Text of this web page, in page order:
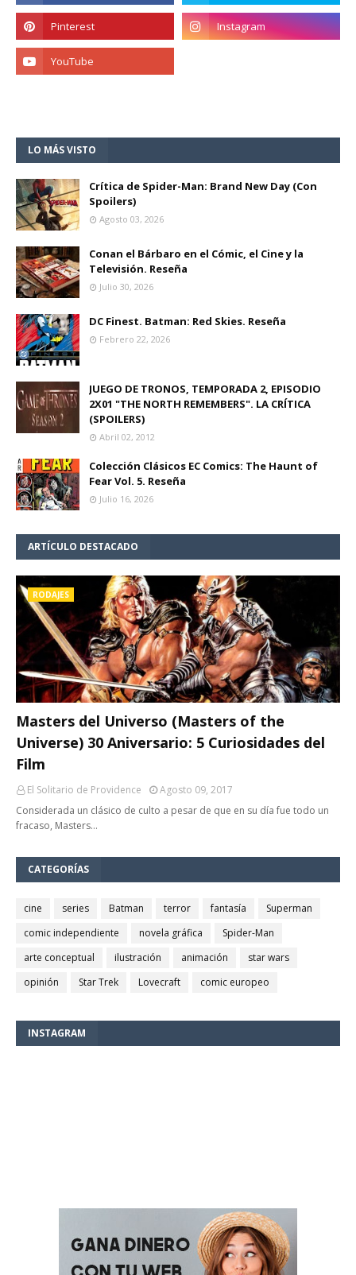
LO MÁS VISTO
Crítica de Spider-Man: Brand New Day (Con
Spoilers)
Agosto 03, 2026
Conan el Bárbaro en el Cómic, el Cine y la
Televisión. Reseña
Julio 30, 2026
DC Finest. Batman: Red Skies. Reseña
Febrero 22, 2026
JUEGO DE TRONOS, TEMPORADA 2, EPISODIO
2X01 "THE NORTH REMEMBERS". LA CRÍTICA
(SPOILERS)
Abril 02, 2012
Colección Clásicos EC Comics: The Haunt of
Fear Vol. 5. Reseña
Julio 16, 2026
ARTÍCULO DESTACADO
RODAJES
Masters del Universo (Masters of the
Universe) 30 Aniversario: 5 Curiosidades del
Film
El Solitario de Providence
Agosto 09, 2017
Considerada un clásico de culto a pesar de que en su día fue todo un
fracaso, Masters…
CATEGORÍAS
cine series Batman terror fantasía
Superman
comic independiente
novela gráfica
Spider-Man
arte conceptual
ilustración animación
star wars
opinión
Star Trek Lovecraft comic europeo
INSTAGRAM